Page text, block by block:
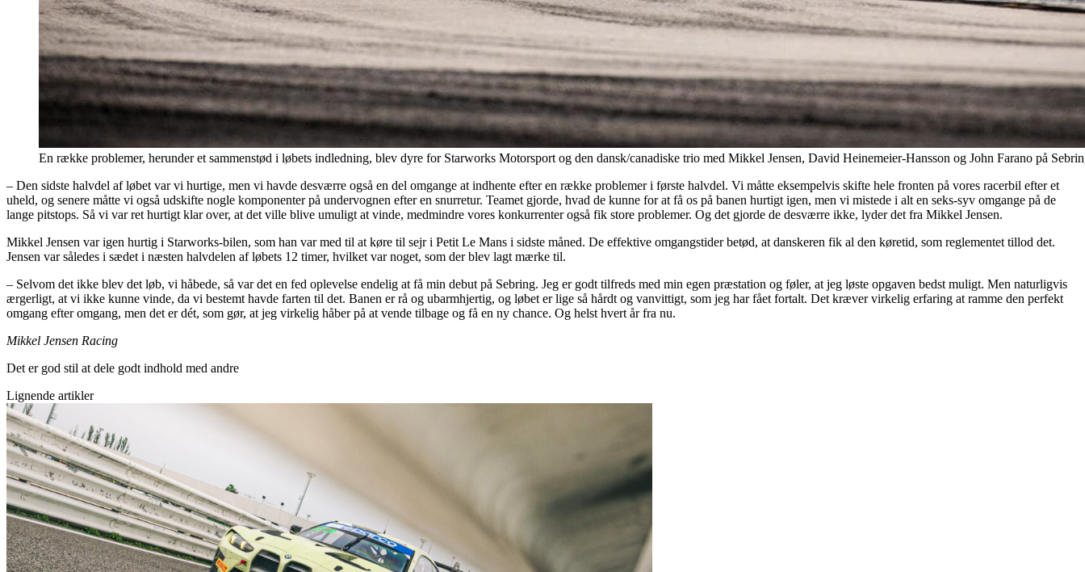
En række problemer, herunder et sammenstød i løbets indledning, blev dyre for Starworks Motorsport og den dansk/canadiske trio med Mikkel Jensen, David Heinemeier-Hansson og John Farano på
– Den sidste halvdel af løbet var vi hurtige, men vi havde desværre også en del omgange at indhente efter en række problemer i første halvdel. Vi måtte eksempelvis skifte hele fronten på vores racerbil efter et
uheld, og senere måtte vi også udskifte nogle komponenter på undervognen efter en snurretur. Teamet gjorde, hvad de kunne for at få os på banen hurtigt igen, men vi mistede i alt en seks-syv omgange på de
lange pitstops. Så vi var ret hurtigt klar over, at det ville blive umuligt at vinde, medmindre vores konkurrenter også fik store problemer. Og det gjorde de desværre ikke, lyder det fra Mikkel Jensen.
Mikkel Jensen var igen hurtig i Starworks-bilen, som han var med til at køre til sejr i Petit Le Mans i sidste måned. De effektive omgangstider betød, at danskeren fik al den køretid, som reglementet tillod det.
Jensen var således i sædet i næsten halvdelen af løbets 12 timer, hvilket var noget, som der blev lagt mærke til.
– Selvom det ikke blev det løb, vi håbede, så var det en fed oplevelse endelig at få min debut på Sebring. Jeg er godt tilfreds med min egen præstation og føler, at jeg løste opgaven bedst muligt. Men naturligvis
ærgerligt, at vi ikke kunne vinde, da vi bestemt havde farten til det. Banen er rå og ubarmhjertig, og løbet er lige så hårdt og vanvittigt, som jeg har fået fortalt. Det kræver virkelig erfaring at ramme den perfekt
omgang efter omgang, men det er dét, som gør, at jeg virkelig håber på at vende tilbage og få en ny chance. Og helst hvert år fra nu.
Mikkel Jensen Racing
Det er god stil at dele godt indhold med andre
Lignende artikler